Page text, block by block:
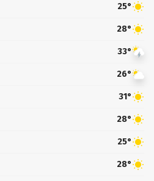
25°
28°
33°
26°
31°
28°
25°
28°